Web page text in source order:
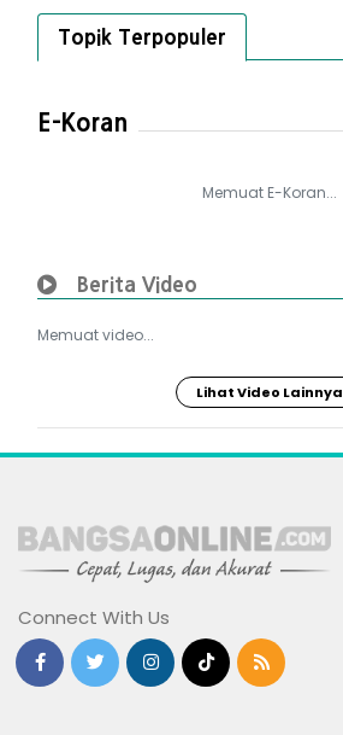
Topik Terpopuler
E-Koran
Memuat E-Koran...
Berita Video
Memuat video...
Lihat Video Lainnya
Connect With Us